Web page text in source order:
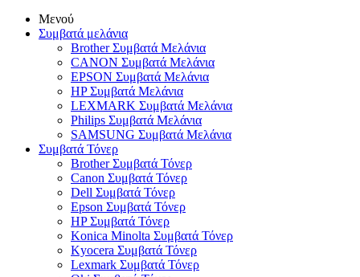
Μενού
Συμβατά μελάνια
Brother Συμβατά Μελάνια
CANON Συμβατά Μελάνια
EPSON Συμβατά Μελάνια
HP Συμβατά Μελάνια
LEXMARK Συμβατά Μελάνια
Philips Συμβατά Μελάνια
SAMSUNG Συμβατά Μελάνια
Συμβατά Τόνερ
Brother Συμβατά Τόνερ
Canon Συμβατά Τόνερ
Dell Συμβατά Τόνερ
Epson Συμβατά Τόνερ
HP Συμβατά Τόνερ
Konica Minolta Συμβατά Τόνερ
Kyocera Συμβατά Τόνερ
Lexmark Συμβατά Τόνερ